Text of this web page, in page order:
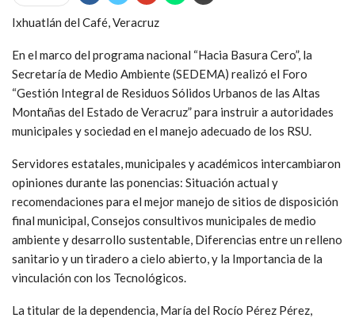
Ixhuatlán del Café, Veracruz
En el marco del programa nacional “Hacia Basura Cero”, la
Secretaría de Medio Ambiente (SEDEMA) realizó el Foro
“Gestión Integral de Residuos Sólidos Urbanos de las Altas
Montañas del Estado de Veracruz” para instruir a autoridades
municipales y sociedad en el manejo adecuado de los RSU.
Servidores estatales, municipales y académicos intercambiaron
opiniones durante las ponencias: Situación actual y
recomendaciones para el mejor manejo de sitios de disposición
final municipal, Consejos consultivos municipales de medio
ambiente y desarrollo sustentable, Diferencias entre un relleno
sanitario y un tiradero a cielo abierto, y la Importancia de la
vinculación con los Tecnológicos.
La titular de la dependencia, María del Rocío Pérez Pérez,